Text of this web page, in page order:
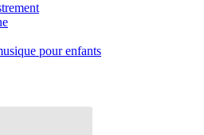
pour enfants